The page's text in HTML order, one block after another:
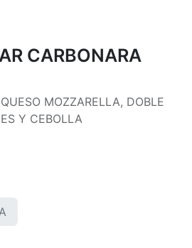
CARBONARA
MOZZARELLA, DOBLE
Y CEBOLLA